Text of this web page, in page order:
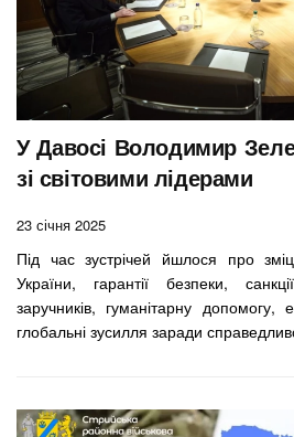
У Давосі Володимир
зі світовими лідерами
23 січня 2025
Під час зустрічей йшлося про
України, гарантії безпеки,
заручників, гуманітарну допомогу,
глобальні зусилля заради